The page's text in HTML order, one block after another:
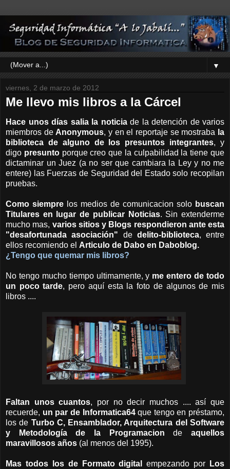
▼
viernes, 2 de marzo de 2012
Me llevo mis libros a la Cárcel
Hace unos días salia la noticiade la detención de varios
miembros de Anonymous, y en el reportaje se mostraba la
biblioteca de alguno de los presuntos integrantes, y
digo presuntoporque creo que la culpabilidad la tiene que
dictaminar un Juez (a no ser que cambiara la Ley y no me
entere) las Fuerzas de Seguridad del Estado solo recopilan
pruebas.
Como siempre los medios de comunicacion solo buscan
Titulares en lugar de publicar Noticias. Sin extenderme
mucho mas, varios sitios y Blogs respondieron ante esta
"desafortunada asociación" de delito-biblioteca, entre
ellos recomiendo el Articulo de Dabo en Daboblog.
¿Tengo que quemar mis libros?
No tengo mucho tiempo ultimamente, y me entero de todo
un poco tarde, pero aquí esta la foto de algunos de mis
libros ....
Faltan unos cuantos, por no decir muchos .... así que
recuerde, un par de Informatica64que tengo en préstamo,
los de Turbo C, Ensamblador, Arquitectura del Software
y Metodología de la Programacion deaquellos
maravillosos años (al menos del 1995).
Mas todos los de Formato digital empezando por
Los